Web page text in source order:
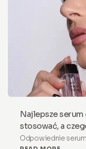
Najlepsze serum
stosować, a
Odpowiednie